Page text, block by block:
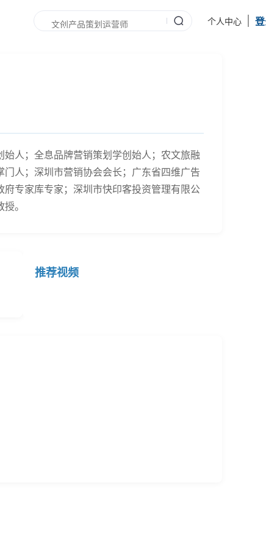
个人中心
人；全息品牌营销策划学创始人；农文旅融
人；深圳市营销协会会长；广东省四维广告
专家库专家；深圳市快印客投资管理有限公
。
推荐视频